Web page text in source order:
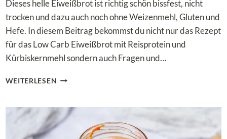
Dieses helle Eiweißbrot ist richtig schön bissfest, nicht
trocken und dazu auch noch ohne Weizenmehl, Gluten und
Hefe. In diesem Beitrag bekommst du nicht nur das Rezept
für das Low Carb Eiweißbrot mit Reisprotein und
Kürbiskernmehl sondern auch Fragen und…
WEITERLESEN LOW
IT R
EISPROTEIN &